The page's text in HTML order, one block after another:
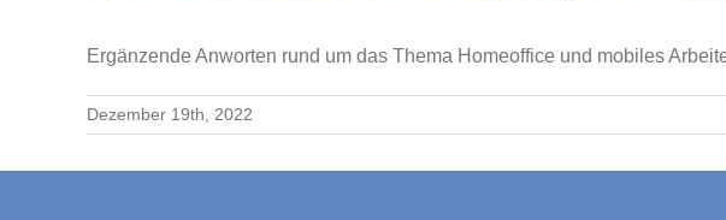
Ergänzende Anworten rund um das Thema Homeoffice und mobiles
Dezember 19th, 2022